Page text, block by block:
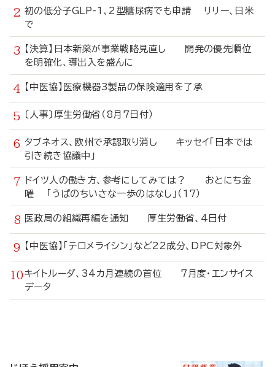
初の低分子GLP-1、2型糖尿病でも申請 リリー、日米
で
【決算】日本新薬が事業戦略見直し 開発の優先順位
を明確化、導出入を盛んに
【中医協】医療機器3製品の保険適用を了承
〔人事〕厚生労働省（8月7日付）
タブネオス、欧州で承認取り消し キッセイ「日本では
引き続き協議中」
ドイツ人の働き方、参考にしてみては？ おとにち金
曜 「うぱのちいさな一歩のはなし」（17）
医政局の組織再編を通知 厚生労働省、4日付
【中医協】「テロメライシン」など22成分、DPC対象外
キイトルーダ、34カ月連続の首位 7月度・エンサイス
データ